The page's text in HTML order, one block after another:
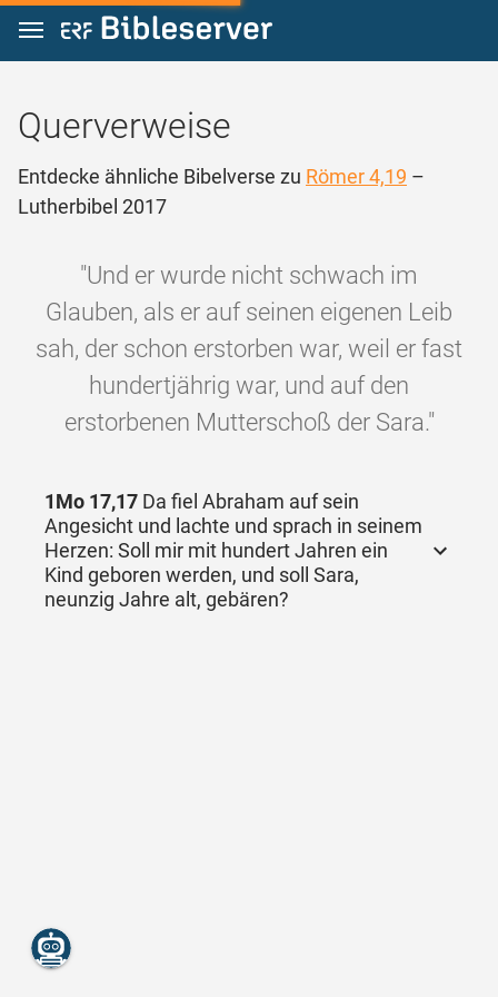
Zum Inhalt springen
Querverweise
Entdecke ähnliche Bibelverse zu Römer 4,19 –
Lutherbibel 2017
"Und er wurde nicht schwach im
Glauben, als er auf seinen eigenen Leib
sah, der schon erstorben war, weil er fast
hundertjährig war, und auf den
erstorbenen Mutterschoß der Sara."
1Mo 17,17 Da fiel Abraham auf sein
Angesicht und lachte und sprach in seinem
Herzen: Soll mir mit hundert Jahren ein
Kind geboren werden, und soll Sara,
neunzig Jahre alt, gebären?